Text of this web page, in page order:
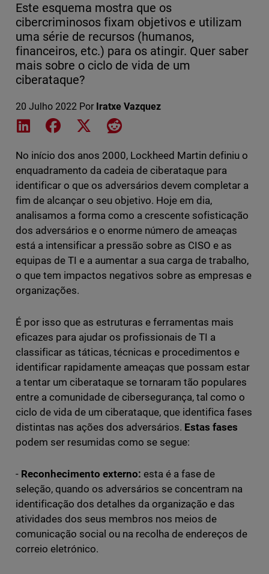
Este esquema mostra que os
cibercriminosos fixam objetivos e utilizam
uma série de recursos (humanos,
financeiros, etc.) para os atingir. Quer saber
mais sobre o ciclo de vida de um
ciberataque?
20 Julho 2022 Por Iratxe Vazquez
Share on LinkedIn
Share on Facebook
Share on XShare on Reddit
No início dos anos 2000, Lockheed Martin definiu o
enquadramento da cadeia de ciberataque para
identificar o que os adversários devem completar a
fim de alcançar o seu objetivo. Hoje em dia,
analisamos a forma como a crescente sofisticação
dos adversários e o enorme número de ameaças
está a intensificar a pressão sobre as CISO e as
equipas de TI e a aumentar a sua carga de trabalho,
o que tem impactos negativos sobre as empresas e
organizações.
É por isso que as estruturas e ferramentas mais
eficazes para ajudar os profissionais de TI a
classificar as táticas, técnicas e procedimentos e
identificar rapidamente ameaças que possam estar
a tentar um ciberataque se tornaram tão populares
entre a comunidade de cibersegurança, tal como o
ciclo de vida de um ciberataque, que identifica fases
distintas nas ações dos adversários. Estas fases
podem ser resumidas como se segue:
- Reconhecimento externo: esta é a fase de
seleção, quando os adversários se concentram na
identificação dos detalhes da organização e das
atividades dos seus membros nos meios de
comunicação social ou na recolha de endereços de
correio eletrónico.